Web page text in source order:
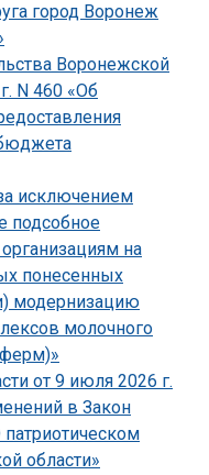
город Воронеж
Воронежской
N 460 «Об
исключением
подсобное
на
понесенных
модернизацию
молочного
от 9 июля 2026 г.
в Закон
области»